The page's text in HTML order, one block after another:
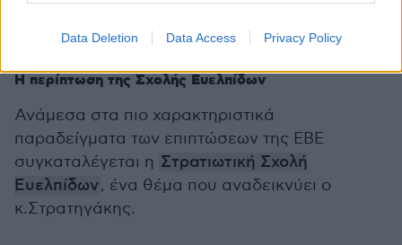
Data Deletion Data Access Privacy Policy
απλώς τις συνέπειές του.
Η περίπτωση της Σχολής Ευελπίδων
Ανάμεσα στα πιο χαρακτηριστικά
παραδείγματα των επιπτώσεων της ΕΒΕ
συγκαταλέγεται η Στρατιωτική Σχολή
Ευελπίδων, ένα θέμα που αναδεικνύει ο
κ.Στρατηγάκης.